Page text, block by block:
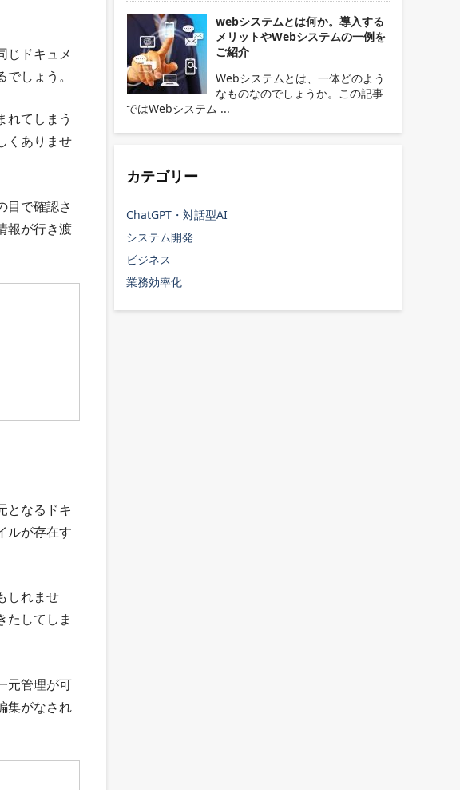
じドキュメ
しょう。
れてしまう
くありませ
目で確認さ
報が行き渡
となるドキ
ルが存在す
しれませ
たしてしま
元管理が可
集がなされ
webシステムとは何か。導入する
メリットやWebシステムの一例を
ご紹介
Webシステムとは、一体どのよう
なものなのでしょうか。この記事
ではWebシステム ...
カテゴリー
ChatGPT・対話型AI
システム開発
ビジネス
業務効率化